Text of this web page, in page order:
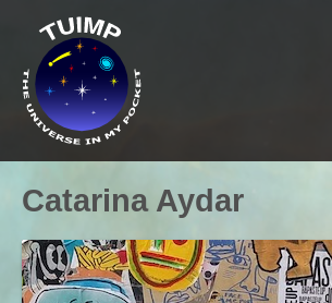
Catarina Aydar